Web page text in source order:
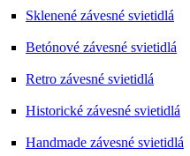
Sklenené závesné svietidlá
Betónové závesné svietidlá
Retro závesné svietidlá
Historické závesné svietidlá
Handmade závesné svietidlá